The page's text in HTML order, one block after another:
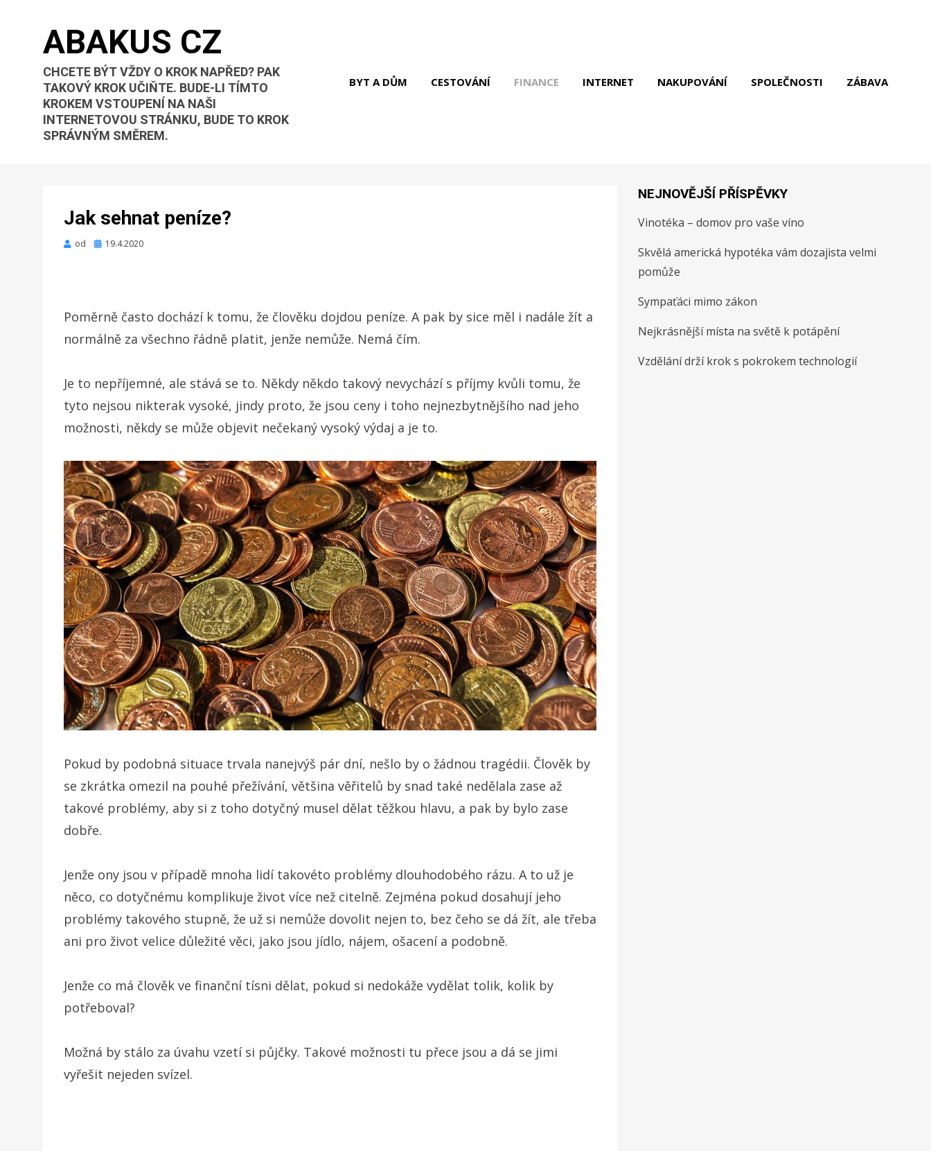
ABAKUS CZ
CHCETE BÝT VŽDY O KROK NAPŘED? PAK
TAKOVÝ KROK UČIŇTE. BUDE-LI TÍMTO
KROKEM VSTOUPENÍ NA NAŠI
INTERNETOVOU STRÁNKU, BUDE TO KROK
SPRÁVNÝM SMĚREM.
BYT A DŮM CESTOVÁNÍ FINANCE INTERNET NAKUPOVÁNÍ SPOLEČNOSTI ZÁBAVA
Jak sehnat peníze?
od
Zveřejněno
19.4.2020
Poměrně často dochází k tomu, že člověku dojdou peníze. A pak by sice měl i nadále žít a
normálně za všechno řádně platit, jenže nemůže. Nemá čím.
Je to nepříjemné, ale stává se to. Někdy někdo takový nevychází s příjmy kvůli tomu, že
tyto nejsou nikterak vysoké, jindy proto, že jsou ceny i toho nejnezbytnějšího nad jeho
možnosti, někdy se může objevit nečekaný vysoký výdaj a je to.
Pokud by podobná situace trvala nanejvýš pár dní, nešlo by o žádnou tragédii. Člověk by
se zkrátka omezil na pouhé přežívání, většina věřitelů by snad také nedělala zase až
takové problémy, aby si z toho dotyčný musel dělat těžkou hlavu, a pak by bylo zase
dobře.
Jenže ony jsou v případě mnoha lidí takovéto problémy dlouhodobého rázu. A to už je
něco, co dotyčnému komplikuje život více než citelně. Zejména pokud dosahují jeho
problémy takového stupně, že už si nemůže dovolit nejen to, bez čeho se dá žít, ale třeba
ani pro život velice důležité věci, jako jsou jídlo, nájem, ošacení a podobně.
Jenže co má člověk ve finanční tísni dělat, pokud si nedokáže vydělat tolik, kolik by
potřeboval?
Možná by stálo za úvahu vzetí si půjčky. Takové možnosti tu přece jsou a dá se jimi
vyřešit nejeden svízel.
NEJNOVĚJŠÍ PŘÍSPĚVKY
Vinotéka – domov pro vaše víno
Skvělá americká hypotéka vám dozajista velmi
pomůže
Sympaťáci mimo zákon
Nejkrásnější místa na světě k potápění
Vzdělání drží krok s pokrokem technologií